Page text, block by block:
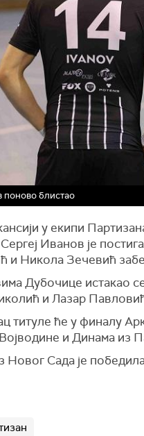
поново блистао
у екипи
Иванов је
и Никола Зечевић
Дубочице истакао
и Лазар
титуле ће у финалу
и Динама из
Новог Сада је